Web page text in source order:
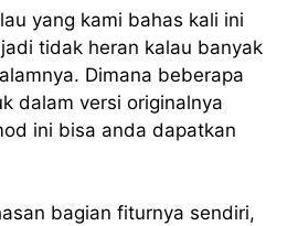
yang kami bahas kali ini
tidak heran kalau banyak
Dimana beberapa
dalam versi originalnya
ini bisa anda dapatkan
bagian fiturnya sendiri,